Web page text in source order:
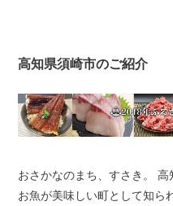
高知県須崎市のご紹介
おさかなのまち、すさき。
お魚が美味しい町として知ら